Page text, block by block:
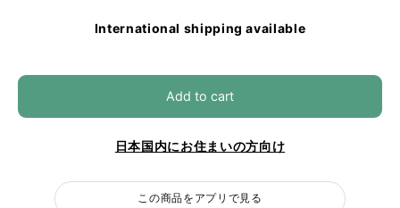
International shipping available
Add to cart
日本国内にお住まいの方向け
この商品をアプリで見る